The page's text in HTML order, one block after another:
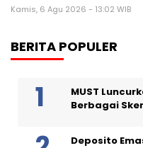
Kamis, 6 Agu 2026 - 13:02 WIB
BERITA POPULER
MUST
Berbagai
Deposito